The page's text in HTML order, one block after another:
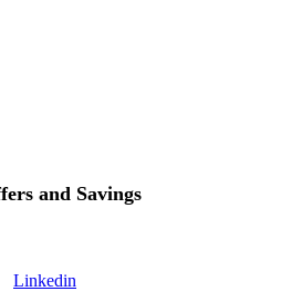
and Savings
Linkedin